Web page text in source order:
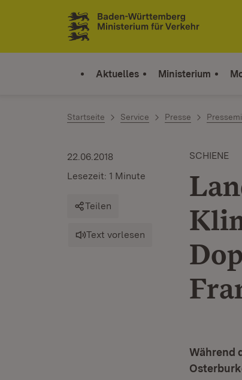
Zum Inhalt springen
Link zur Startseite
Aktuelles Ministerium
Startseite Service Presse
SCHIENE
22.06.2018
Lesezeit: 1 Minute
Teilen
Text vorlesen
Während